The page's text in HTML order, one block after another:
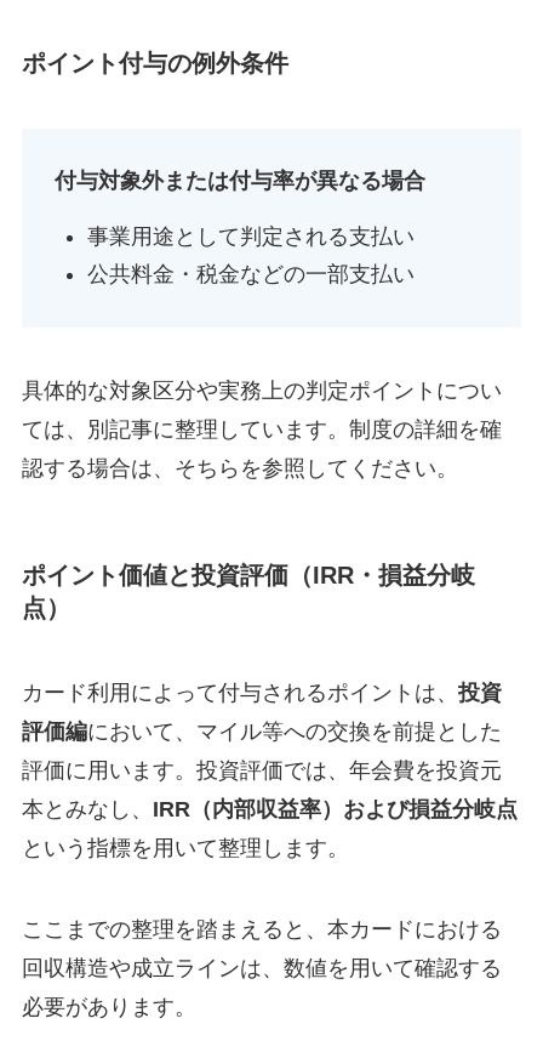
ポイント付与の例外条件
付与対象外または付与率が異なる場合
事業用途として判定される支払い
公共料金・税金などの一部支払い
具体的な対象区分や実務上の判定ポイントについ
ては、別記事に整理しています。制度の詳細を確
認する場合は、そちらを参照してください。
ポイント価値と投資評価（IRR・損益分岐
点）
カード利用によって付与されるポイントは、 投資
評価編において、マイル等への交換を前提とした
評価に用います。投資評価では、年会費を投資元
本とみなし、 IRR（内部収益率）および損益分岐点
という指標を用いて整理します。
ここまでの整理を踏まえると、本カードにおける
回収構造や成立ラインは、数値を用いて確認する
必要があります。